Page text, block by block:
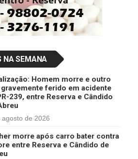
NA SEMANA
Homem morre e outro
ferido em acidente
239, entre Reserva e Cândido
agosto de 2026
morre após carro bater contra
entre Reserva e Cândido de